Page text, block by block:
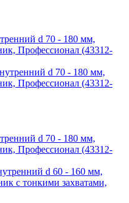
d 70 - 180 мм,
Профессионал (43312-
d 70 - 180 мм,
Профессионал (43312-